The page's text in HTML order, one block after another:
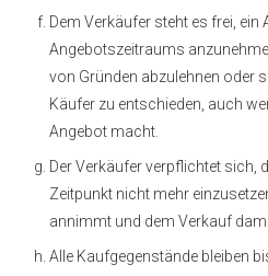
Dem Verkäufer steht es frei, ein
Angebotszeitraums
von Gründen abzulehnen oder
Käufer zu entschieden, auch
Angebot macht.
Der Verkäufer verpflichtet sich,
Zeitpunkt nicht mehr
annimmt und dem Verkauf
Alle Kaufgegenstände bleiben